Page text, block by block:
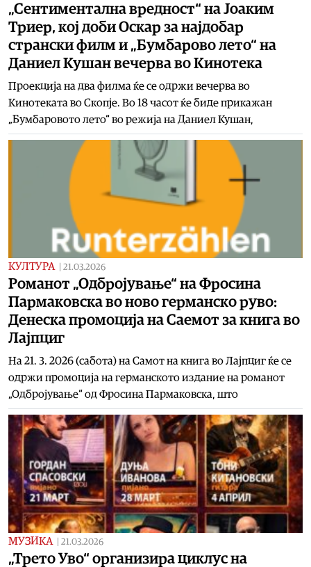
„Сентиментална вредност“ на Јоаким
Триер, кој доби Оскар за најдобар
странски филм и „Бумбарово лето“ на
Даниел Кушан вечерва во Кинотека
Проекција на два филма ќе се одржи вечерва во
Кинотеката во Скопје. Во 18 часот ќе биде прикажан
„Бумбаровото лето“ во режија на Даниел Кушан,
КУЛТУРА 21.03.2026
Романот „Одбројување“ на Фросина
Пармаковска во ново германско руво:
Денеска промоција на Саемот за книга во
Лајпциг
На 21. 3. 2026 (сабота) на Самот на книга во Лајпциг ќе се
одржи промоција на германското издание на романот
„Одбројување“ од Фросина Пармаковска, што
МУЗИКА 21.03.2026
„Трето Уво“ организира циклус на